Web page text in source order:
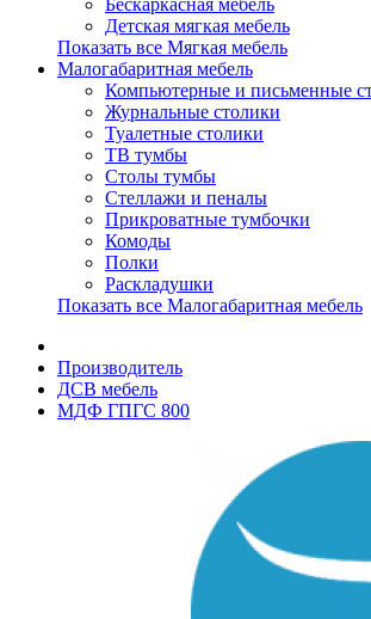
Бескаркасная мебель
Детская мягкая мебель
Показать все Мягкая мебель
Малогабаритная мебель
Компьютерные и письменные
Журнальные столики
Туалетные столики
ТВ тумбы
Столы тумбы
Стеллажи и пеналы
Прикроватные тумбочки
Комоды
Полки
Раскладушки
Показать все Малогабаритная мебель
Производитель
ДСВ мебель
МДФ ГПГС 800